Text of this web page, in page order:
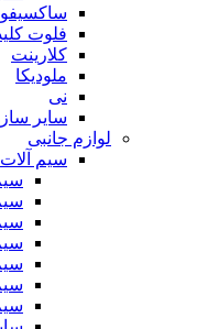
فلوت
کلارینت
ملودیکا
نی
سایر
لوازم جانبی
سیم آلات